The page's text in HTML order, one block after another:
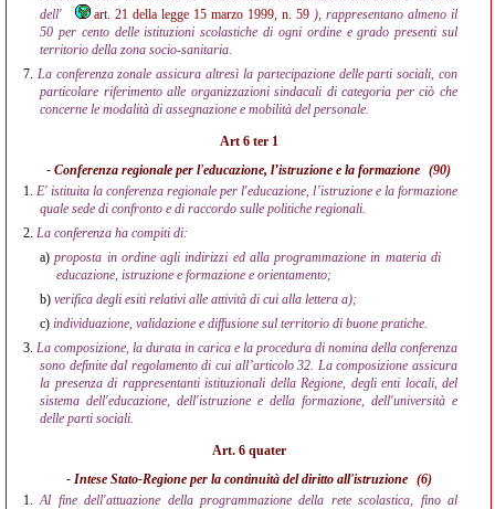
dell'
art. 21 della legge 15 marzo 1999, n. 59 ), rappresentano almeno il
50 per cento delle istituzioni scolastiche di ogni ordine e grado presenti sul
territorio della zona socio-sanitaria.
7. La conferenza zonale assicura altresì la partecipazione delle parti sociali, con
particolare riferimento alle organizzazioni sindacali di categoria per ciò che
concerne le modalità di assegnazione e mobilità del personale.
Art 6 ter 1
- Conferenza regionale per l'educazione, l’istruzione e la formazione (90)
1. E' istituita la conferenza regionale per l'educazione, l’istruzione e la formazione
quale sede di confronto e di raccordo sulle politiche regionali.
2. La conferenza ha compiti di:
a)proposta in ordine agli indirizzi ed alla programmazione in materia di
educazione, istruzione e formazione e orientamento;
b) verifica degli esiti relativi alle attività di cui alla lettera a);
c) individuazione, validazione e diffusione sul territorio di buone pratiche.
3. La composizione, la durata in carica e la procedura di nomina della conferenza
sono definite dal regolamento di cui all’articolo 32. La composizione assicura
la presenza di rappresentanti istituzionali della Regione, degli enti locali, del
sistema dell'educazione, dell'istruzione e della formazione, dell'università e
delle parti sociali.
Art. 6 quater
- Intese Stato-Regione per la continuità del diritto all'istruzione (6)
1.Al fine dell'attuazione della programmazione della rete scolastica, fino al